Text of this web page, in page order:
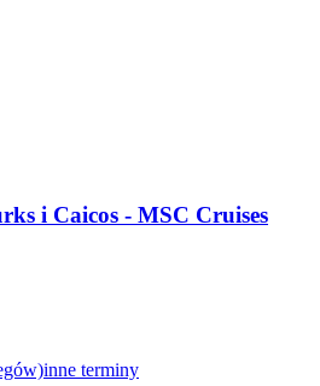
i Caicos - MSC Cruises
inne terminy